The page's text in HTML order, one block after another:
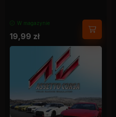
W magazynie
19,99 zł